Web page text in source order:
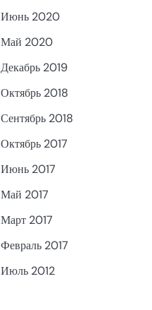
Июнь 2020
Май 2020
Декабрь 2019
Октябрь 2018
Сентябрь 2018
Октябрь 2017
Июнь 2017
Май 2017
Март 2017
Февраль 2017
Июль 2012